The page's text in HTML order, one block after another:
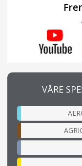
VÅRE